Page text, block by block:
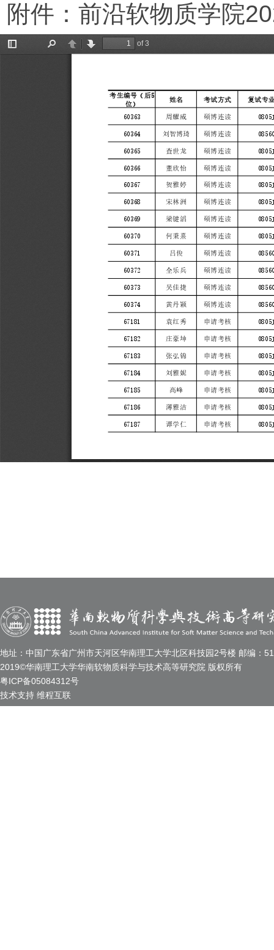
附件：前沿软物质学院
地址：中国广东省广州市天河区华南理工大学北区科技园2号楼 邮编：
2019©华南理工大学华南软物质科学与技术高等研究院 版权所有
粤ICP备05084312号
技术支持 维程互联